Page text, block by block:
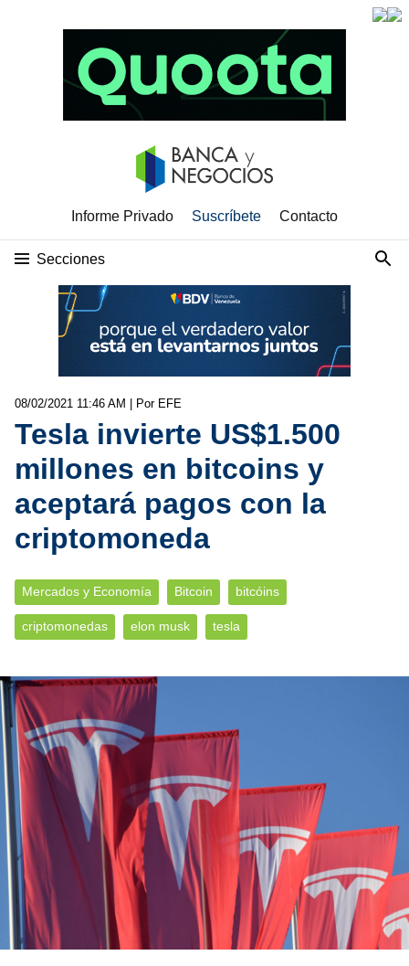
Informe Privado Suscríbete Contacto
Secciones
08/02/2021 11:46 AM | Por EFE
Tesla invierte US$1.500
millones en bitcoins y
aceptará pagos con la
criptomoneda
Mercados y Economía Bitcoin bitcóins
criptomonedas elon musk tesla